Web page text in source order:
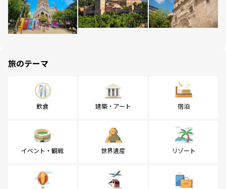
旅のテーマ
飲食 建築・アート 宿泊
イベント・観戦 世界遺産 リゾート